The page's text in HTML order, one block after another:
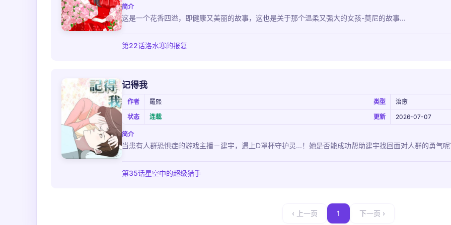
简介
这是一个花香四溢，即健康又美丽的故事，这也是关于那个温柔又强大的女孩-莫尼的故事...
第22话洛水寒的报复
记得我
作者 羅熙 类型
治愈
状态
连载 更新 2026-07-07
简介
当患有人群恐惧症的游戏主播－建宇，遇上D罩杯守护灵...！她是否能成功帮助建宇找回面对人群的勇气
第35话星空中的超级猎手
‹ 上一页 1 下一页 ›